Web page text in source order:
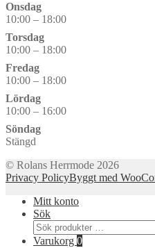
Onsdag
10:00 – 18:00
Torsdag
10:00 – 18:00
Fredag
10:00 – 18:00
Lördag
10:00 – 16:00
Söndag
Stängd
© Rolans Herrmode 2026
Privacy PolicyByggt med
Mitt konto
Sök
Sök
efter:
Varukorg 0